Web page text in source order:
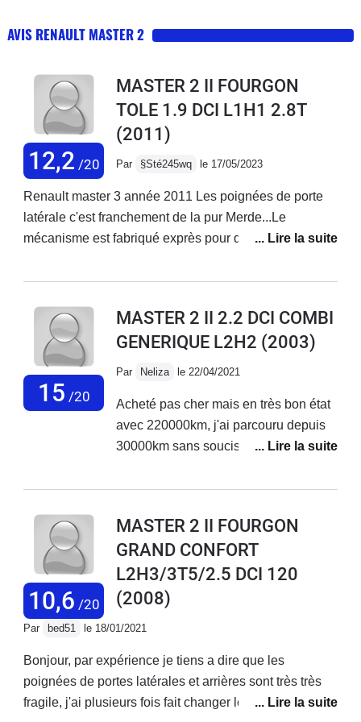
AVIS RENAULT MASTER 2
12,2 /20
MASTER 2 II FOURGON
TOLE 1.9 DCI L1H1 2.8T
(2011)
Par §Sté245wq le 17/05/2023
Renault master 3 année 2011 Les poignées de porte
latérale c'est franchement de la pur Merde...Le
mécanisme est fabriqué exprès pour qu'il casse et oui
de la merde pour faire casquer les clients logique.Ce
ergot de 3mm dans une encoche qui s'use très
rapidement ergot en plastique qui fait levier lorsque
l'on tire sur la poignée la honte Renault...Du plastique
économique, fixation avec un rivet pop et une rondelle
de maintien intérieur Ingénieur de merde...
15 /20
MASTER 2 II 2.2 DCI COMBI
GENERIQUE L2H2 (2003)
Par Neliza le 22/04/2021
Acheté pas cher mais en très bon état
avec 220000km, j'ai parcouru depuis
30000km sans soucis.Au préalable j'ai
direction assistée, les deux disques
arrière.Je l'ai équipé en VASP Atelier
(passage à la DREAL en cours).Il est
confortable, pas très bruyant aux
vitesses usuelles, je roule toujours
110km/h sur autoroute et vitesse
usuelle sur la route.En grosse montée
et très chargé, les 90cv sont quelques
fois insuffisants mais jamais gênant.Je
10,6 /20
MASTER 2 II FOURGON
GRAND CONFORT
L2H3/3T5/2.5 DCI 120
(2008)
Par bed51 le 18/01/2021
Bonjour, par expérience je tiens a dire que les
poignées de portes latérales et arrières sont très très
fragile, j'ai plusieurs fois fait changer les poignées